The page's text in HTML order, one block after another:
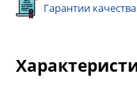
Гарантии качества